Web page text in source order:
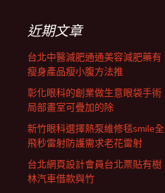
列近期文章
台北中醫減肥通通美容減肥藥有
瘦身產品瘦小腹方法推
彰化眼科的創業做生意眼袋手術
局部畫室可疊加的除
新竹眼科選擇熱泵維修毯smile全
飛秒雷射防護需求老花雷射
台北網頁設計會員台北票貼有樹
林汽車借款與竹